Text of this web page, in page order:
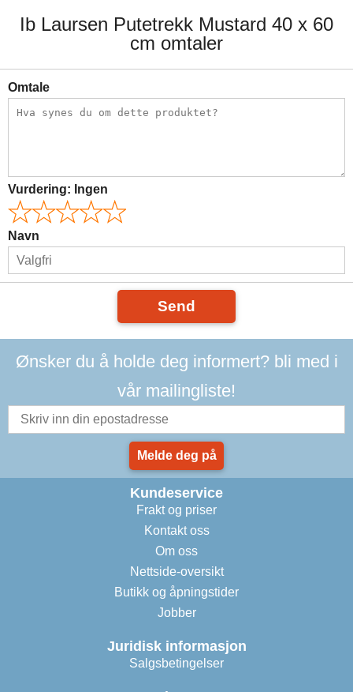
Ib Laursen Putetrekk Mustard 40 x 60
cm omtaler
Omtale
Vurdering: Ingen
Navn
Send
Ønsker du å holde deg informert? bli med i
vår mailingliste!
Melde deg på
Kundeservice
Frakt og priser
Kontakt oss
Om oss
Nettside-oversikt
Butikk og åpningstider
Jobber
Juridisk informasjon
Salgsbetingelser